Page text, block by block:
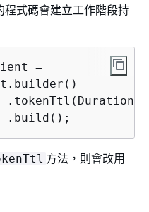
程式碼會建立工作階段持
=
.build();
方法，則會改用